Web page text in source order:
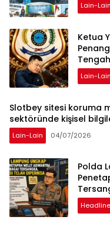
Lain-Lain
Ketua
Bukan
Lain-Lain
Slotbey sitesi koruma
sektöründe kişisel
Lain-Lain 04/07/2026
Polda
Headline